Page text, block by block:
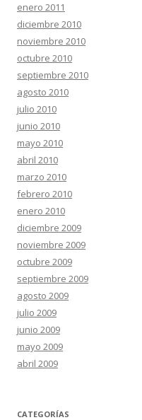
enero 2011
diciembre 2010
noviembre 2010
octubre 2010
septiembre 2010
agosto 2010
julio 2010
junio 2010
mayo 2010
abril 2010
marzo 2010
febrero 2010
enero 2010
diciembre 2009
noviembre 2009
octubre 2009
septiembre 2009
agosto 2009
julio 2009
junio 2009
mayo 2009
abril 2009
CATEGORÍAS